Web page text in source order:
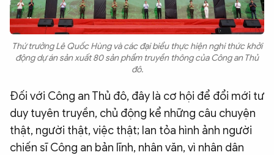
Thứ trưởng Lê Quốc Hùng và các đại biểu thực hiện nghi thức khởi
động dự án sản xuất 80 sản phẩm truyền thông của Công an Thủ
đô.
Đối với Công an Thủ đô, đây là cơ hội để đổi mới tư
duy tuyên truyền, chủ động kể những câu chuyện
thật, người thật, việc thật; lan tỏa hình ảnh người
chiến sĩ Công an bản lĩnh, nhân văn, vì nhân dân